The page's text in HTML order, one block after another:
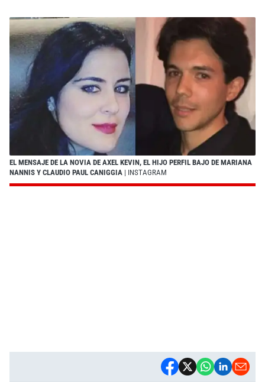
EL MENSAJE DE LA NOVIA DE AXEL KEVIN, EL HIJO PERFIL BAJO DE MARIANA
NANNIS Y CLAUDIO PAUL CANIGGIA | INSTAGRAM